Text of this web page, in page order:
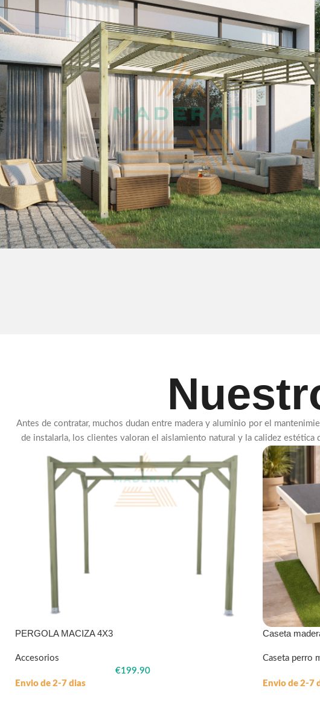
Antes de contratar, muchos dudan entre madera y aluminio por el
de instalarla, los clientes valoran el aislamiento natural y la calidez
PERGOLA MACIZA 4X3
Accesorios
€199.90
Envio de 2-7 dias
Caseta
Caseta perro
Envio de 2-7